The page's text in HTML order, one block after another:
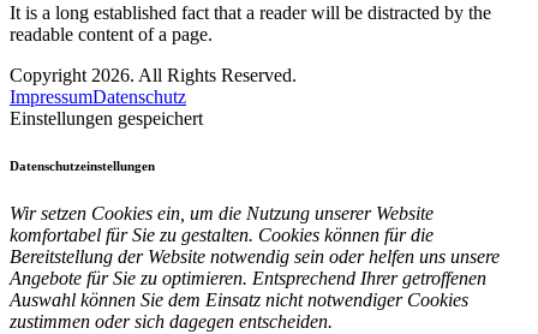
It is a long established fact that a reader will be distracted by the
readable content of a page.
Copyright 2026. All Rights Reserved.
ImpressumDatenschutz
Einstellungen gespeichert
Datenschutzeinstellungen
Wir setzen Cookies ein, um die Nutzung unserer Website
komfortabel für Sie zu gestalten. Cookies können für die
Bereitstellung der Website notwendig sein oder helfen uns unsere
Angebote für Sie zu optimieren. Entsprechend Ihrer getroffenen
Auswahl können Sie dem Einsatz nicht notwendiger Cookies
zustimmen oder sich dagegen entscheiden.